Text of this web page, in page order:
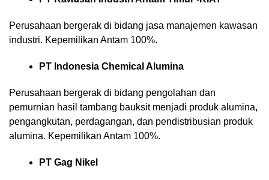
Perusahaan bergerak di bidang jasa manajemen kawasan
industri. Kepemilikan Antam 100%.
PT Indonesia Chemical Alumina
Perusahaan bergerak di bidang pengolahan dan
pemurnian hasil tambang bauksit menjadi produk alumina,
pengangkutan, perdagangan, dan pendistribusian produk
alumina. Kepemilikan Antam 100%.
PT Gag Nikel